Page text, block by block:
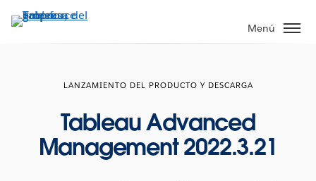
Menú
LANZAMIENTO DEL PRODUCTO Y DESCARGA
Tableau Advanced
Management 2022.3.21